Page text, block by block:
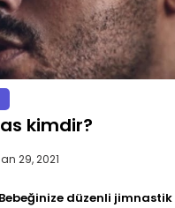
kimdir?
29, 2021
Bebeğinize düzenli jimnastik